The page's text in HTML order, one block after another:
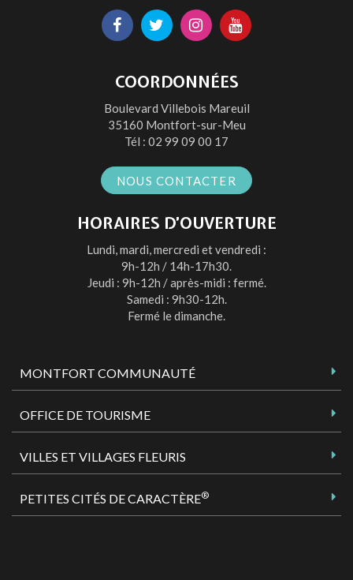
Lien
le
compte
Facebook
Lien
le
compte
Twitter
Lien
le
compte
Instagram
Lien
la
chaîne
Youtube
COORDONNÉES
Boulevard Villebois Mareuil
35160 Montfort-sur-Meu
Tél : 02 99 09 00 17
NOUS CONTACTER
HORAIRES D’OUVERTURE
Lundi, mardi, mercredi et vendredi :
9h-12h / 14h-17h30.
Jeudi : 9h-12h / après-midi : fermé.
Samedi : 9h30-12h.
Fermé le dimanche.
MONTFORT COMMUNAUTÉ
OFFICE DE TOURISME
VILLES ET VILLAGES FLEURIS
PETITES CITÉS DE CARACTÈRE®